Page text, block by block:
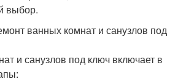
выбор.
ванных комнат и санузлов под
и санузлов под ключ включает в